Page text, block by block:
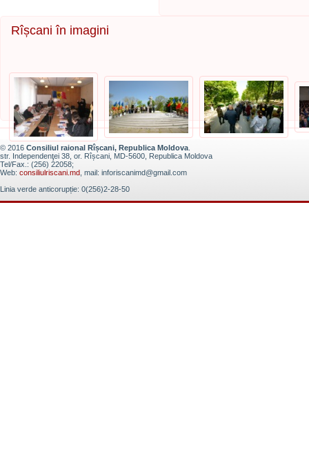
Rîșcani în imagini
© 2016 Consiliul raional Rîșcani, Republica Moldova
str. Independenţei 38, or. Rîșcani, MD-5600, Republica Moldova
Tel/Fax.: (256) 22058;
Web: consiliulriscani.md , mail: inforiscanimd@gmail.com
Linia verde anticorupție: 0(256)2-28-50